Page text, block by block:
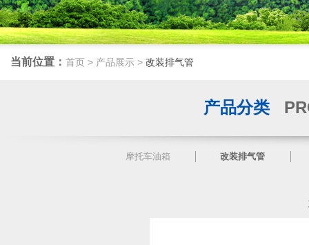
当前位置： 首页 > 产品展示 > 改装排气管
产品分类
摩托车油箱 改装排气管